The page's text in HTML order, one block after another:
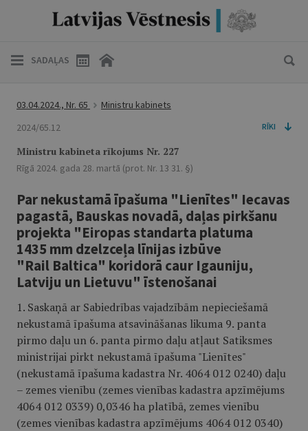
SADAĻAS
03.04.2024., Nr. 65
Ministru kabinets
2024/65.12
RĪKI
Ministru kabineta rīkojums Nr. 227
Rīgā 2024. gada 28. martā (prot. Nr. 13 31. §)
Par nekustamā īpašuma "Lienītes" Iecavas
pagastā, Bauskas novadā, daļas pirkšanu
projekta "Eiropas standarta platuma
1435 mm dzelzceļa līnijas izbūve
"Rail Baltica" koridorā caur Igauniju,
Latviju un Lietuvu" īstenošanai
1. Saskaņā ar Sabiedrības vajadzībām nepieciešamā
nekustamā īpašuma atsavināšanas likuma 9. panta
pirmo daļu un 6. panta pirmo daļu atļaut Satiksmes
ministrijai pirkt nekustamā īpašuma "Lienītes"
(nekustamā īpašuma kadastra Nr. 4064 012 0240) daļu
– zemes vienību (zemes vienības kadastra apzīmējums
4064 012 0339) 0,0346 ha platībā, zemes vienību
(zemes vienības kadastra apzīmējums 4064 012 0340)